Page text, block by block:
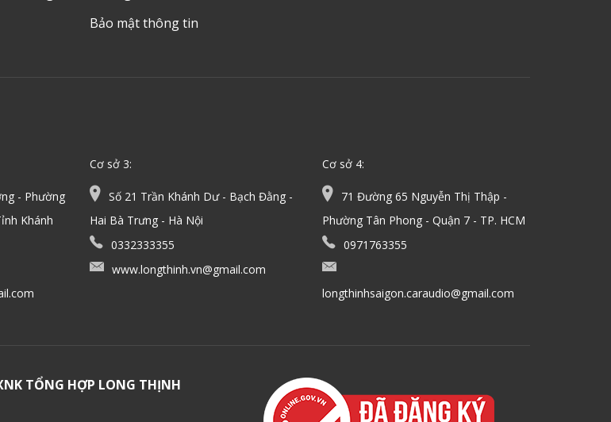
Bảo mật thông tin
- Phường
Khánh
Cơ sở 3:
Số 21 Trần Khánh Dư - Bạch Đằng -
Hai Bà Trưng - Hà Nội
0332333355
www.longthinh.vn@gmail.com
Cơ sở 4:
71 Đường 65 Nguyễn Thị Thập -
Phường Tân Phong - Quận 7 - TP. HCM
0971763355
longthinhsaigon.caraudio@gmail.com
TỔNG HỢP LONG THỊNH